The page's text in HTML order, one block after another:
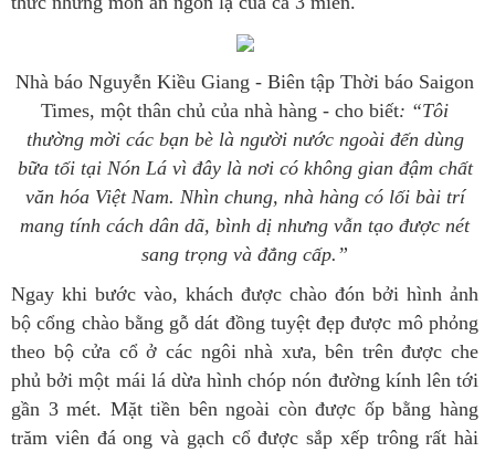
Nhà báo Nguyễn Kiều Giang - Biên tập Thời báo Saigon
Times, một thân chủ của nhà hàng - cho biết: “Tôi
thường mời các bạn bè là người nước ngoài đến dùng
bữa tối tại Nón Lá vì đây là nơi có không gian đậm chất
văn hóa Việt Nam. Nhìn chung, nhà hàng có lối bài trí
mang tính cách dân dã, bình dị nhưng vẫn tạo được nét
sang trọng và đẳng cấp.”
Ngay khi bước vào, khách được chào đón bởi hình ảnh
bộ cổng chào bằng gỗ dát đồng tuyệt đẹp được mô phỏng
theo bộ cửa cổ ở các ngôi nhà xưa, bên trên được che
phủ bởi một mái lá dừa hình chóp nón đường kính lên tới
gần 3 mét. Mặt tiền bên ngoài còn được ốp bằng hàng
trăm viên đá ong và gạch cổ được sắp xếp trông rất hài